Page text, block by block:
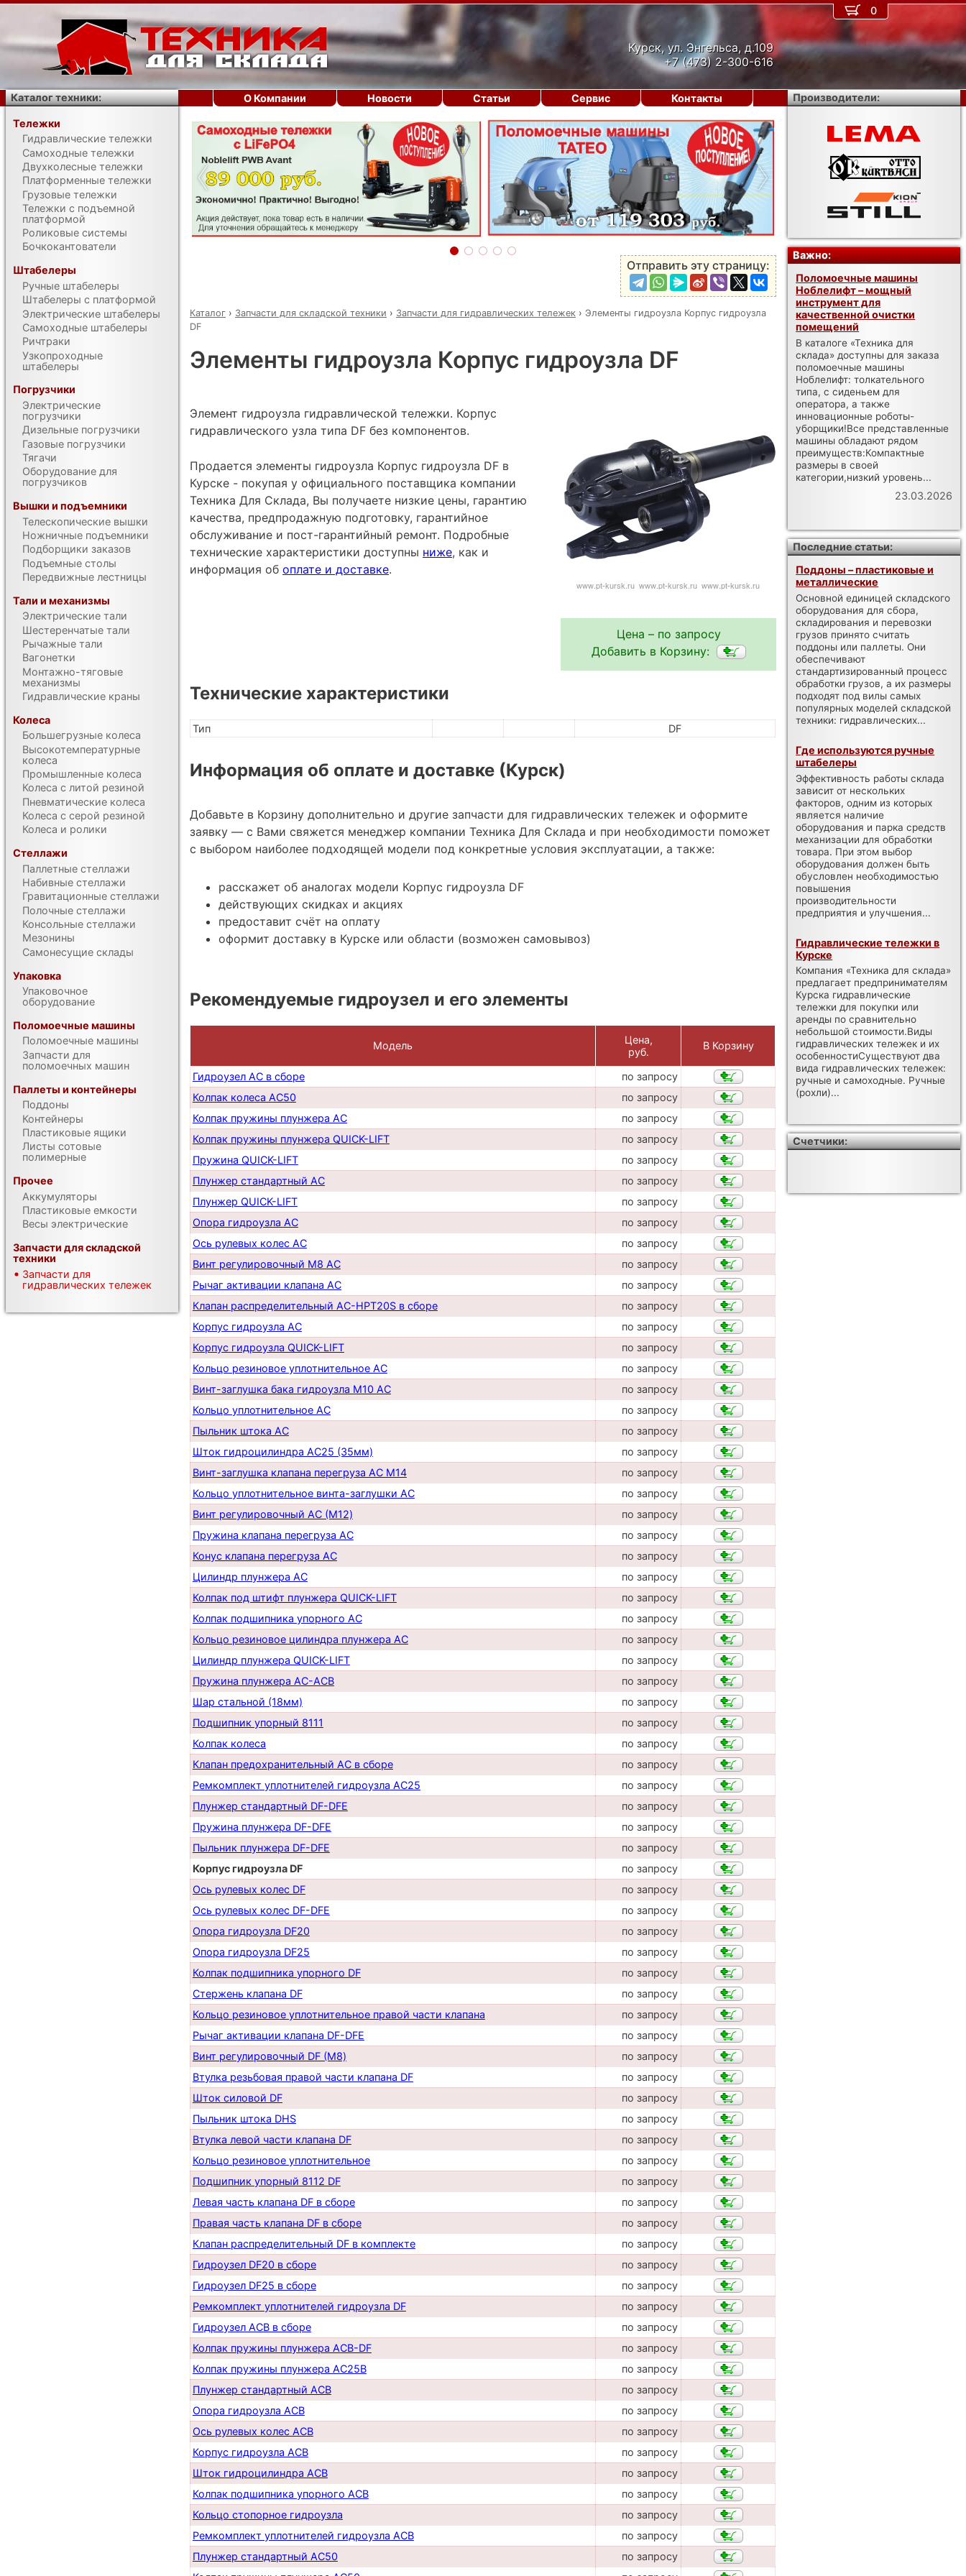
Курск, ул. Энгельса, д.109
+7 (473) 2-300-616
‹ ›
Отправить эту страницу:
Каталог › Запчасти для складской техники › Запчасти для гидравлических тележек › Элементы гидроузла Корпус гидроузла
DF
Элементы гидроузла Корпус гидроузла DF
Цена – по запросу
Добавить в Корзину:
Элемент гидроузла гидравлической тележки. Корпус
гидравлического узла типа DF без компонентов.
Продается элементы гидроузла Корпус гидроузла DF в
Курске - покупая у официального поставщика компании
Техника Для Склада, Вы получаете низкие цены, гарантию
качества, предпродажную подготовку, гарантийное
обслуживание и пост-гарантийный ремонт. Подробные
технические характеристики доступны ниже, как и
информация об оплате и доставке.
Технические характеристики
Тип DF
Информация об оплате и доставке (Курск)
Добавьте в Корзину дополнительно и другие запчасти для гидравлических тележек и оформите
заявку — с Вами свяжется менеджер компании Техника Для Склада и при необходимости поможет
с выбором наиболее подходящей модели под конкретные условия эксплуатации, а также:
расскажет об аналогах модели Корпус гидроузла DF
действующих скидках и акциях
предоставит счёт на оплату
оформит доставку в Курске или области (возможен самовывоз)
Рекомендуемые гидроузел и его элементы
Модель
Цена,
руб.
В Корзину
Гидроузел AC в сборе
по запросу
Колпак колеса AC50
по запросу
Колпак пружины плунжера AC
по запросу
Колпак пружины плунжера QUICK-LIFT
по запросу
Пружина QUICK-LIFT
по запросу
Плунжер стандартный AC
по запросу
Плунжер QUICK-LIFT
по запросу
Опора гидроузла AC
по запросу
Ось рулевых колес AC
по запросу
Винт регулировочный М8 AC
по запросу
Рычаг активации клапана AC
по запросу
Клапан распределительный AC-HPT20S в сборе
по запросу
Корпус гидроузла AC
по запросу
Корпус гидроузла QUICK-LIFT
по запросу
Кольцо резиновое уплотнительное AC
по запросу
Винт-заглушка бака гидроузла М10 AC
по запросу
Кольцо уплотнительное AC
по запросу
Пыльник штока AС
по запросу
Шток гидроцилиндра AC25 (35мм)
по запросу
Винт-заглушка клапана перегруза AC М14
по запросу
Кольцо уплотнительное винта-заглушки AC
по запросу
Винт регулировочный AC (М12)
по запросу
Пружина клапана перегруза AC
по запросу
Конус клапана перегруза AC
по запросу
Цилиндр плунжера AC
по запросу
Колпак под штифт плунжера QUICK-LIFT
по запросу
Колпак подшипника упорного AC
по запросу
Кольцо резиновое цилиндра плунжера AC
по запросу
Цилиндр плунжера QUICK-LIFT
по запросу
Пружина плунжера AC-ACB
по запросу
Шар стальной (18мм)
по запросу
Подшипник упорный 8111
по запросу
Колпак колеса
по запросу
Клапан предохранительный AC в сборе
по запросу
Ремкомплект уплотнителей гидроузла AC25
по запросу
Плунжер стандартный DF-DFE
по запросу
Пружина плунжера DF-DFE
по запросу
Пыльник плунжера DF-DFE
по запросу
Корпус гидроузла DF
по запросу
Ось рулевых колес DF
по запросу
Ось рулевых колес DF-DFE
по запросу
Опора гидроузла DF20
по запросу
Опора гидроузла DF25
по запросу
Колпак подшипника упорного DF
по запросу
Стержень клапана DF
по запросу
Кольцо резиновое уплотнительное правой части клапана
по запросу
Рычаг активации клапана DF-DFE
по запросу
Винт регулировочный DF (М8)
по запросу
Втулка резьбовая правой части клапана DF
по запросу
Шток силовой DF
по запросу
Пыльник штока DHS
по запросу
Втулка левой части клапана DF
по запросу
Кольцо резиновое уплотнительное
по запросу
Подшипник упорный 8112 DF
по запросу
Левая часть клапана DF в сборе
по запросу
Правая часть клапана DF в сборе
по запросу
Клапан распределительный DF в комплекте
по запросу
Гидроузел DF20 в сборе
по запросу
Гидроузел DF25 в сборе
по запросу
Ремкомплект уплотнителей гидроузла DF
по запросу
Гидроузел АСB в сборе
по запросу
Колпак пружины плунжера ACB-DF
по запросу
Колпак пружины плунжера AC25B
по запросу
Плунжер стандартный ACB
по запросу
Опора гидроузла ACB
по запросу
Ось рулевых колес ACB
по запросу
Корпус гидроузла ACB
по запросу
Шток гидроцилиндра ACB
по запросу
Колпак подшипника упорного ACB
по запросу
Кольцо стопорное гидроузла
по запросу
Ремкомплект уплотнителей гидроузла ACB
по запросу
Плунжер стандартный AC50
по запросу
0
О Компании Новости Статьи Сервис Контакты
Каталог техники:
Тележки
Гидравлические тележки
Самоходные тележки
Двухколесные тележки
Платформенные тележки
Грузовые тележки
Тележки с подъемной
платформой
Роликовые системы
Бочкокантователи
Штабелеры
Ручные штабелеры
Штабелеры с платформой
Электрические штабелеры
Самоходные штабелеры
Ричтраки
Узкопроходные
штабелеры
Погрузчики
Электрические
погрузчики
Дизельные погрузчики
Газовые погрузчики
Тягачи
Оборудование для
погрузчиков
Вышки и подъемники
Телескопические вышки
Ножничные подъемники
Подборщики заказов
Подъемные столы
Передвижные лестницы
Тали и механизмы
Электрические тали
Шестеренчатые тали
Рычажные тали
Вагонетки
Монтажно-тяговые
механизмы
Гидравлические краны
Колеса
Большегрузные колеса
Высокотемпературные
колеса
Промышленные колеса
Колеса с литой резиной
Пневматические колеса
Колеса с серой резиной
Колеса и ролики
Стеллажи
Паллетные стеллажи
Набивные стеллажи
Гравитационные стеллажи
Полочные стеллажи
Консольные стеллажи
Мезонины
Самонесущие склады
Упаковка
Упаковочное
оборудование
Поломоечные машины
Поломоечные машины
Запчасти для
поломоечных машин
Паллеты и контейнеры
Поддоны
Контейнеры
Пластиковые ящики
Листы сотовые
полимерные
Прочее
Аккумуляторы
Пластиковые емкости
Весы электрические
Запчасти для складской
техники
Запчасти для
гидравлических тележек
Производители:
Важно:
Поломоечные машины
Ноблелифт – мощный
инструмент для
качественной очистки
помещений
В каталоге «Техника для
склада» доступны для заказа
поломоечные машины
Ноблелифт: толкательного
типа, с сиденьем для
оператора, а также
инновационные роботы-
уборщики!Все представленные
машины обладают рядом
преимуществ:Компактные
размеры в своей
категории,низкий уровень...
23.03.2026
Последние статьи:
Поддоны – пластиковые и
металлические
Основной единицей складского
оборудования для сбора,
складирования и перевозки
грузов принято считать
поддоны или паллеты. Они
обеспечивают
стандартизированный процесс
обработки грузов, а их размеры
подходят под вилы самых
популярных моделей складской
техники: гидравлических...
Где используются ручные
штабелеры
Эффективность работы склада
зависит от нескольких
факторов, одним из которых
является наличие
оборудования и парка средств
механизации для обработки
товара. При этом выбор
оборудования должен быть
обусловлен необходимостью
повышения
производительности
предприятия и улучшения...
Гидравлические тележки в
Курске
Компания «Техника для склада»
предлагает предпринимателям
Курска гидравлические
тележки для покупки или
аренды по сравнительно
небольшой стоимости.Виды
гидравлических тележек и их
особенностиСуществуют два
вида гидравлических тележек:
ручные и самоходные. Ручные
(рохли)...
Счетчики: